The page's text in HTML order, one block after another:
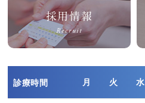
採用情報
Recruit
診療時間 月 火 水